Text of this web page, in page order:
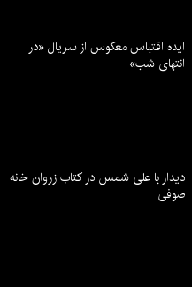
ایده اقتباس معکوس از سریال «در
انتهای شب»
دیدار با علی شمس در کتاب زروان خانه
صوفی